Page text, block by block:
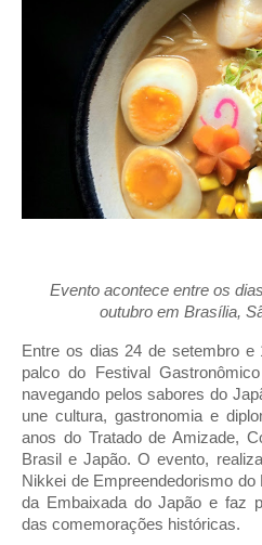
Evento acontece entre os
outubro em Brasília,
Entre os dias 24 de setembro
palco do Festival
navegando pelos sabores do
une cultura, gastronomia e
anos do Tratado de Amizade,
Brasil e Japão. O evento,
Nikkei de Empreendedorismo
da Embaixada do Japão e faz
das comemorações históricas.